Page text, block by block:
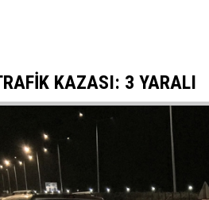
KAZASI: 3 YARALI